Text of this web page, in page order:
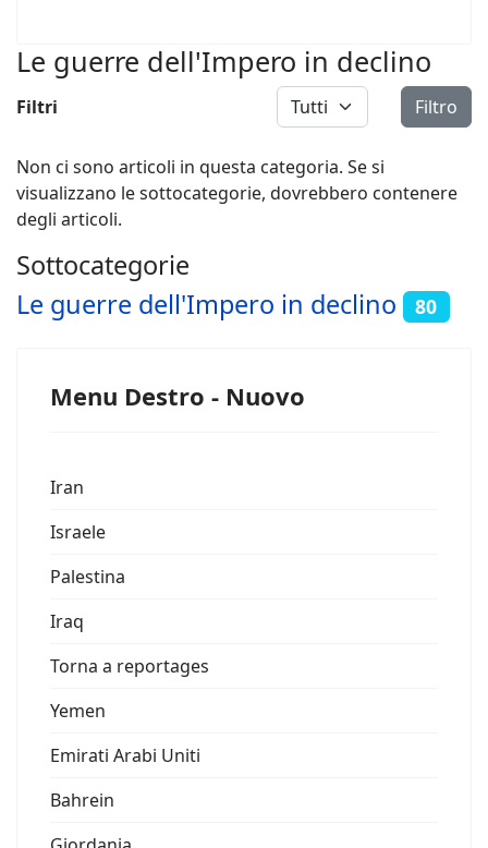
Le guerre dell'Impero in declino
Filtri Visualizza # Filtro
Non ci sono articoli in questa categoria. Se si
visualizzano le sottocategorie, dovrebbero contenere
degli articoli.
Sottocategorie
Le guerre dell'Impero in declino
80
Menu Destro - Nuovo
Iran
Israele
Palestina
Iraq
Torna a reportages
Yemen
Emirati Arabi Uniti
Bahrein